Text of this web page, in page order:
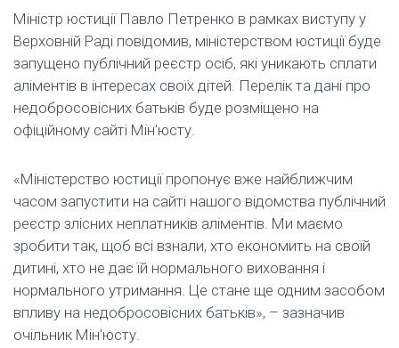
Міністр юстиції Павло Петренко в рамках виступу у
Верховній Раді повідомив, міністерством юстиції буде
запущено публічний реєстр осіб, які уникають сплати
аліментів в інтересах своїх дітей. Перелік та дані про
недобросовісних батьків буде розміщено на
офіційному сайті Мін’юсту.
«Міністерство юстиції пропонує вже найближчим
часом запустити на сайті нашого відомства публічний
реєстр злісних неплатників аліментів. Ми маємо
зробити так, щоб всі взнали, хто економить на своїй
дитині, хто не дає їй нормального виховання і
нормального утримання. Це стане ще одним засобом
впливу на недобросовісних батьків», – зазначив
очільник Мін’юсту.